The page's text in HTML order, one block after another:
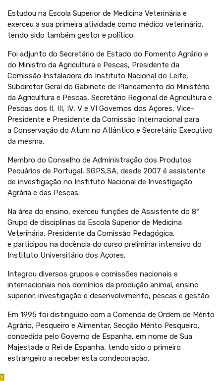
Estudou na Escola Superior de Medicina Veterinária e
exerceu a sua primeira atividade como médico veterinário,
tendo sido também gestor e político.
Foi adjunto do Secretário de Estado do Fomento Agrário e
do Ministro da Agricultura e Pescas, Presidente da
Comissão Instaladora do Instituto Nacional do Leite,
Subdiretor Geral do Gabinete de Planeamento do Ministério
da Agricultura e Pescas, Secretário Regional de Agricultura e
Pescas dos II, III, IV, V e VI Governos dos Açores, Vice-
Presidente e Presidente da Comissão Internacional para
a Conservação do Atum no Atlântico e Secretário Executivo
da mesma.
Membro do Conselho de Administração dos Produtos
Pecuários de Portugal, SGPS,SA, desde 2007 é assistente
de investigação no Instituto Nacional de Investigação
Agrária e das Pescas.
Na área do ensino, exerceu funções de Assistente do 8º
Grupo de disciplinas da Escola Superior de Medicina
Veterinária, Presidente da Comissão Pedagógica,
e participou na docência do curso preliminar intensivo do
Instituto Universitário dos Açores.
Integrou diversos grupos e comissões nacionais e
internacionais nos domínios da produção animal, ensino
superior, investigação e desenvolvimento, pescas e gestão.
Em 1995 foi distinguido com a Comenda de Ordem de Mérito
Agrário, Pesqueiro e Alimentar, Secção Mérito Pesqueiro,
concedida pelo Governo de Espanha, em nome de Sua
Majestade o Rei de Espanha, tendo sido o primeiro
estrangeiro a receber esta condecoração.